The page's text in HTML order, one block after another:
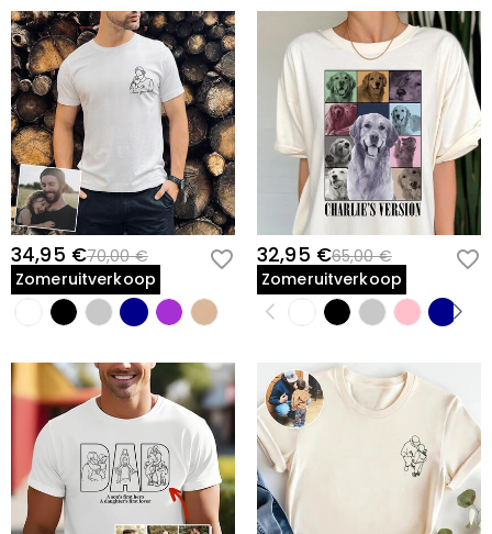
34,95 €70,00 €
Zomeruitverkoop
32,95 €65,00 €
Zomeruitverkoop